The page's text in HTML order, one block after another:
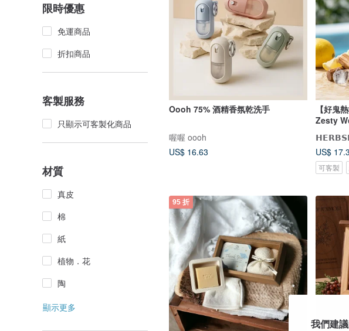
限時優惠
免運商品
折扣商品
客製服務
只顯示可客製化商品
材質
真皮
棉
紙
植物．花
陶
顯示更多
Oooh 75% 酒精香氛乾洗手
喔喔 oooh
US$ 16.63
【好鬼
Zesty
US$
可客製
95 折
我們建